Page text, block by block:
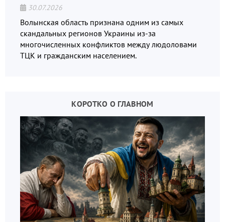
30.07.2026
Волынская область признана одним из самых
скандальных регионов Украины из-за
многочисленных конфликтов между людоловами
ТЦК и гражданским населением.
КОРОТКО О ГЛАВНОМ